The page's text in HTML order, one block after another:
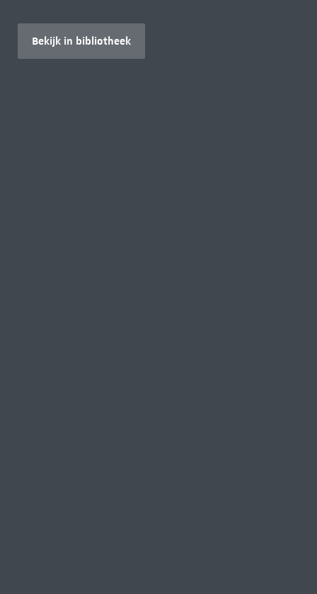
Bekijk in bibliotheek